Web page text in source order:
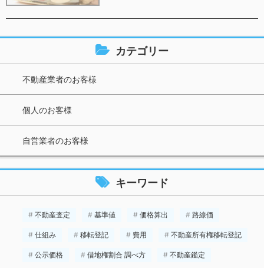
カテゴリー
不動産業者のお客様
個人のお客様
自営業者のお客様
キーワード
不動産査定 基準値 価格算出 路線価
仕組み 移転登記 費用 不動産所有権移転登記
公示価格 借地権割合 調べ方 不動産鑑定